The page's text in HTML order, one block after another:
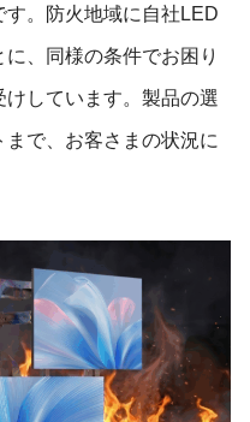
す。防火地域に自社LED
、同様の条件でお困り
しています。製品の選
で、お客さまの状況に